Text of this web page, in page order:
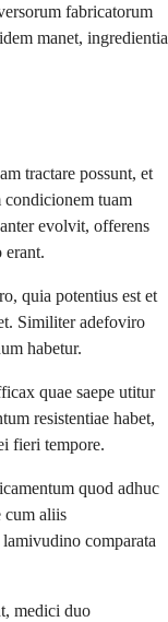
fabricatorum
manet, ingredientia
tractare possunt, et
condicionem tuam
evolvit, offerens
erant.
quia potentius est et
Similiter adefoviro
habetur.
quae saepe utitur
resistentiae habet,
fieri tempore.
quod adhuc
cum aliis
comparata
medici duo